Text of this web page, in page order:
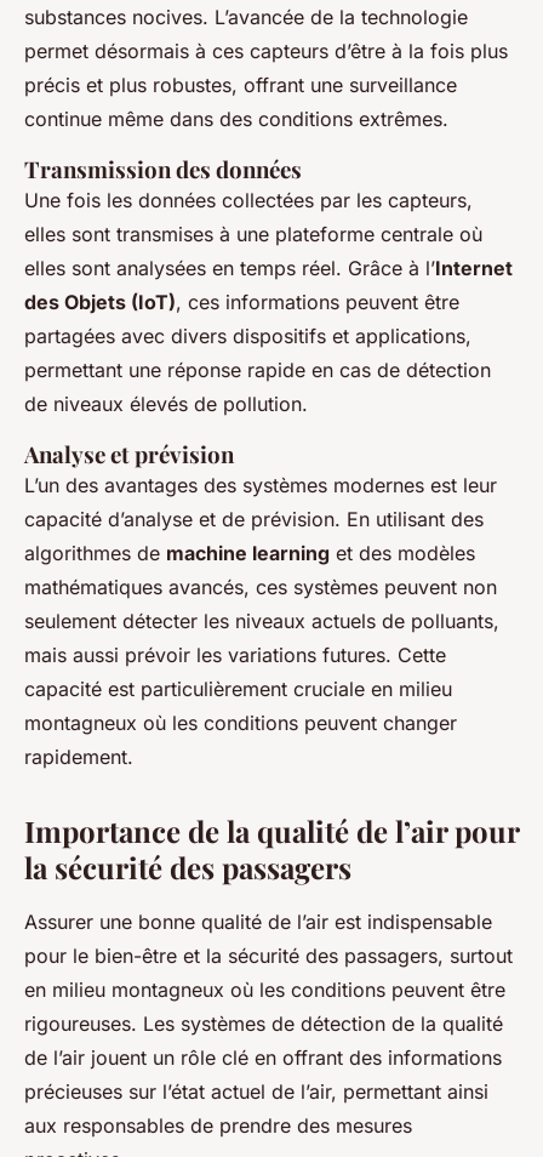
substances nocives. L’avancée de la technologie
permet désormais à ces capteurs d’être à la fois plus
précis et plus robustes, offrant une surveillance
continue même dans des conditions extrêmes.
Transmission des données
Une fois les données collectées par les capteurs,
elles sont transmises à une plateforme centrale où
elles sont analysées en temps réel. Grâce à l’Internet
des Objets (IoT), ces informations peuvent être
partagées avec divers dispositifs et applications,
permettant une réponse rapide en cas de détection
de niveaux élevés de pollution.
Analyse et prévision
L’un des avantages des systèmes modernes est leur
capacité d’analyse et de prévision. En utilisant des
algorithmes de machine learning et des modèles
mathématiques avancés, ces systèmes peuvent non
seulement détecter les niveaux actuels de polluants,
mais aussi prévoir les variations futures. Cette
capacité est particulièrement cruciale en milieu
montagneux où les conditions peuvent changer
rapidement.
Importance de la qualité de l’air pour
la sécurité des passagers
Assurer une bonne qualité de l’air est indispensable
pour le bien-être et la sécurité des passagers, surtout
en milieu montagneux où les conditions peuvent être
rigoureuses. Les systèmes de détection de la qualité
de l’air jouent un rôle clé en offrant des informations
précieuses sur l’état actuel de l’air, permettant ainsi
aux responsables de prendre des mesures